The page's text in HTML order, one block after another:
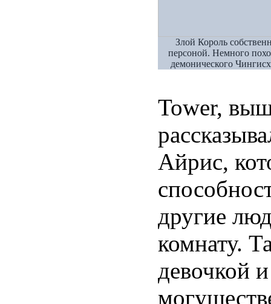
Злой Король
персоной. Немного
демонического
Tower,
Айрис,
другие
комнату.
девочкой